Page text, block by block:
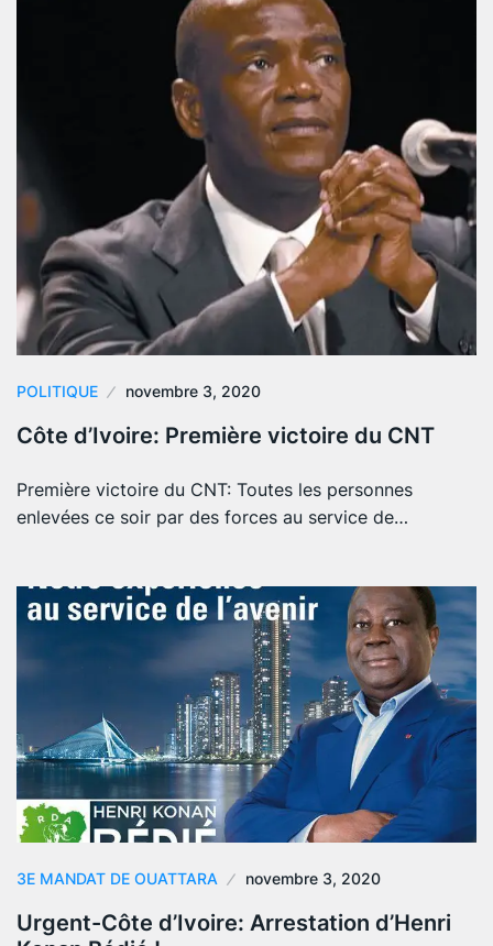
POLITIQUE novembre 3, 2020
Côte d’Ivoire: Première victoire du CNT
Première victoire du CNT: Toutes les personnes
enlevées ce soir par des forces au service de…
3E MANDAT DE OUATTARA novembre 3, 2020
Urgent-Côte d’Ivoire: Arrestation d’Henri